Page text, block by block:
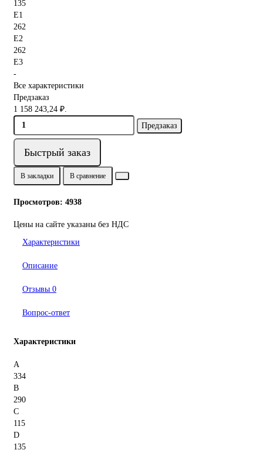
135
E1
262
E2
262
E3
-
Все характеристики
Предзаказ
1 158 243,24 ₽.
Предзаказ
Быстрый заказ
В закладки В сравнение
Просмотров: 4938
Цены на сайте указаны без НДС
Характеристики
Описание
Отзывы 0
Вопрос-ответ
Характеристики
A
334
B
290
C
115
D
135